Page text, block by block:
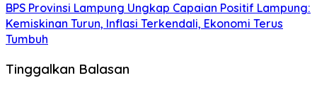
BPS Provinsi Lampung Ungkap Capaian Positif Lampung:
Kemiskinan Turun, Inflasi Terkendali, Ekonomi Terus
Tumbuh
Tinggalkan Balasan